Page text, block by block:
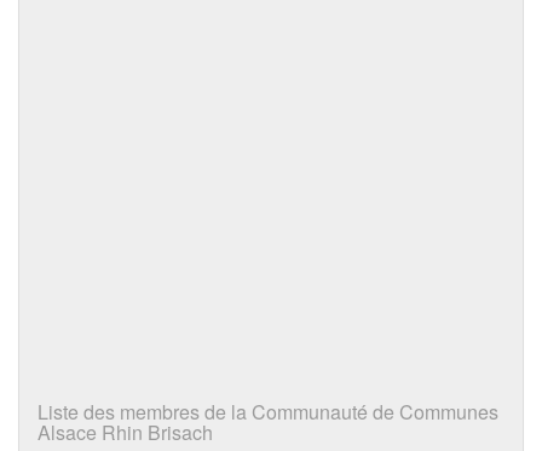
Liste des membres de la Communauté de Communes
Alsace Rhin Brisach